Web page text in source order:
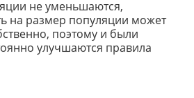
не уменьшаются,
на размер популяции может
поэтому и были
улучшаются правила